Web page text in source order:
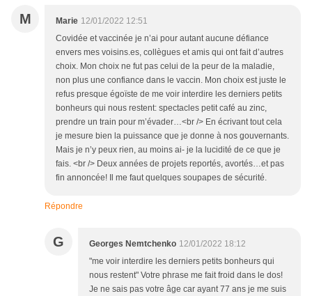
M Marie 12/01/2022 12:51
Covidée et vaccinée je n’ai pour autant aucune défiance
envers mes voisins.es, collègues et amis qui ont fait d’autres
choix. Mon choix ne fut pas celui de la peur de la maladie,
non plus une confiance dans le vaccin. Mon choix est juste le
refus presque égoïste de me voir interdire les derniers petits
bonheurs qui nous restent: spectacles petit café au zinc,
prendre un train pour m’évader…<br /> En écrivant tout cela
je mesure bien la puissance que je donne à nos gouvernants.
Mais je n’y peux rien, au moins ai- je la lucidité de ce que je
fais. <br /> Deux années de projets reportés, avortés…et pas
fin annoncée! Il me faut quelques soupapes de sécurité.
Répondre
G Georges Nemtchenko 12/01/2022 18:12
"me voir interdire les derniers petits bonheurs qui
nous restent" Votre phrase me fait froid dans le dos!
Je ne sais pas votre âge car ayant 77 ans je me suis